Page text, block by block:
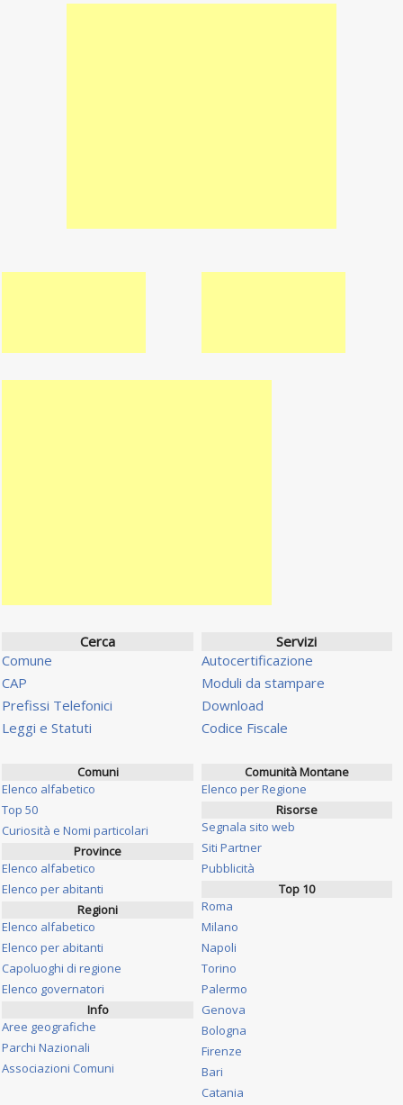
Cerca
Comune
CAP
Prefissi Telefonici
Leggi e Statuti
Servizi
Autocertificazione
Moduli da stampare
Download
Codice Fiscale
Comuni
Elenco alfabetico
Top 50
Curiosità e Nomi particolari
Province
Elenco alfabetico
Elenco per abitanti
Regioni
Elenco alfabetico
Elenco per abitanti
Capoluoghi di regione
Elenco governatori
Info
Aree geografiche
Parchi Nazionali
Associazioni Comuni
Comunità Montane
Elenco per Regione
Risorse
Segnala sito web
Siti Partner
Pubblicità
Top 10
Roma
Milano
Napoli
Torino
Palermo
Genova
Bologna
Firenze
Bari
Catania